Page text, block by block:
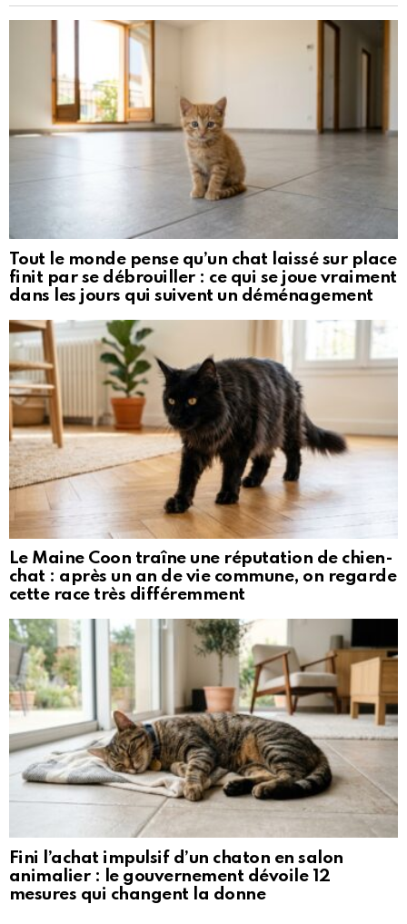
Tout le monde pense qu’un chat laissé sur place
finit par se débrouiller : ce qui se joue vraiment
dans les jours qui suivent un déménagement
Le Maine Coon traîne une réputation de chien-
chat : après un an de vie commune, on regarde
cette race très différemment
Fini l’achat impulsif d’un chaton en salon
animalier : le gouvernement dévoile 12
mesures qui changent la donne